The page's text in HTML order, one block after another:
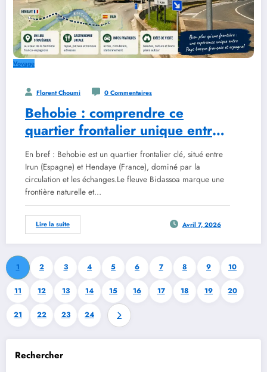
Voyage
Florent Choumi 0 Commentaires
Behobie : comprendre ce
quartier frontalier unique entre
la France et l’Espagne
En bref : Behobie est un quartier frontalier clé, situé entre
Irun (Espagne) et Hendaye (France), dominé par la
circulation et les échanges.Le fleuve Bidassoa marque une
frontière naturelle et…
Lire la suite Avril 7, 2026
1 2 3 4 5 6 7 8 9 10
11 12 13 14 15 16 17 18 19 20
21 22 23 24
Rechercher